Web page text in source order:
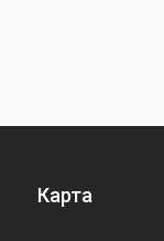
Карта